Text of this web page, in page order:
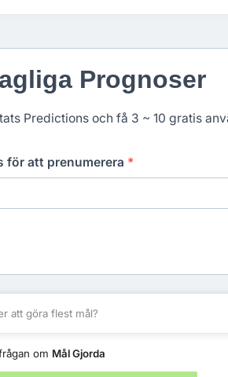
Prognoser
Predictions och få 3 ~ 10 gratis
för att prenumerera *
att göra flest mål?
om Mål Gjorda